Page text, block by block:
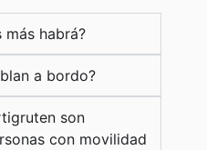
más habrá?
a bordo?
son
con movilidad